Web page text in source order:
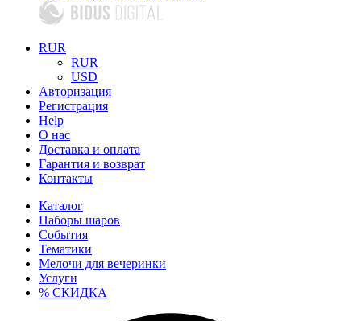
RUR
RUR
USD
Авторизация
Регистрация
Help
О нас
Доставка и оплата
Гарантия и возврат
Контакты
Каталог
Наборы шаров
События
Тематики
Мелочи для вечеринки
Услуги
% СКИДКА